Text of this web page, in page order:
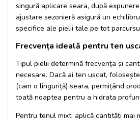
singură aplicare seara, după
ajustare sezonieră asigură un
specifice ale pielii tale pe tot
Frecvența ideală pentru ten
Tipul pielii determină frecvența și
necesare. Dacă ai ten uscat,
(cam o linguriță) seara, permițând
toată noaptea pentru a hidrata
Pentru tenul mixt, aplică cantități mai